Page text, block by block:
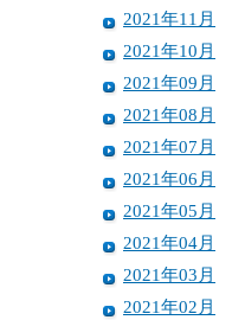
2021年11月
2021年10月
2021年09月
2021年08月
2021年07月
2021年06月
2021年05月
2021年04月
2021年03月
2021年02月